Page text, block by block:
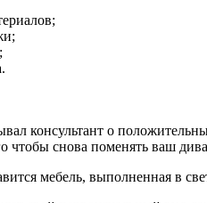
консультант о
чтобы снова поменять ваш
мебель, выполненная в